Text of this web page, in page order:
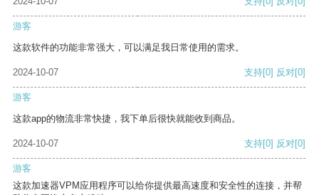
游客
这款软件的功能非常强大，可以满足我日常使用的需求。
2024-10-07 支持[0] 反对[0]
游客
这款app的物流非常快捷，我下单后很快就能收到商品。
2024-10-07 支持[0] 反对[0]
游客
这款加速器VPM应用程序可以给你提供最高速度和安全性的连接，并帮